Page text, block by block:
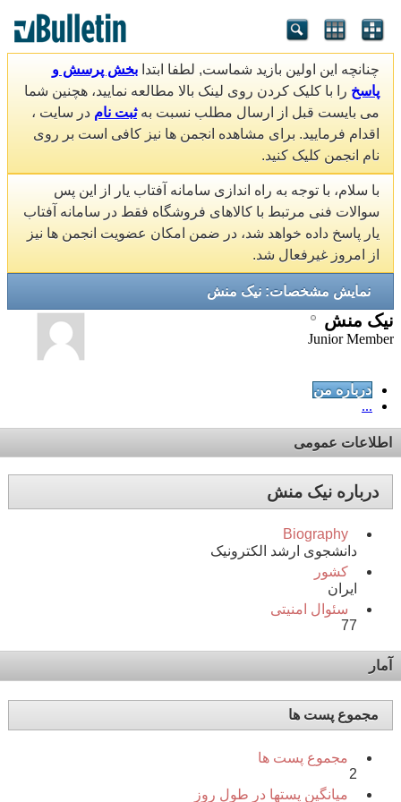
چنانچه این اولین بازید شماست, لطفا ابتدا بخش پرسش و
پاسخ را با کلیک کردن روی لینک بالا مطالعه نمایید، هچنین شما
می بایست قبل از ارسال مطلب نسبت بهثبت نام در سایت ،
اقدام فرمایید. برای مشاهده انجمن ها نیز کافی است بر روی
نام انجمن کلیک کنید.
با سلام، با توجه به راه اندازی سامانه آفتاب یار از این پس
سوالات فنی مرتبط با کالاهای فروشگاه فقط در سامانه آفتاب
یار پاسخ داده خواهد شد، در ضمن امکان عضویت انجمن ها نیز
از امروز غیرفعال شد.
نمایش مشخصات: نیک منش
نیک منش
Junior Member
درباره من
...
اطلاعات عمومی
درباره نیک منش
Biography
دانشجوی ارشد الکترونیک
کشور
ایران
سئوال امنیتی
77
آمار
مجموع پست ها
مجموع پست ها
2
میانگین پستها در طول روز